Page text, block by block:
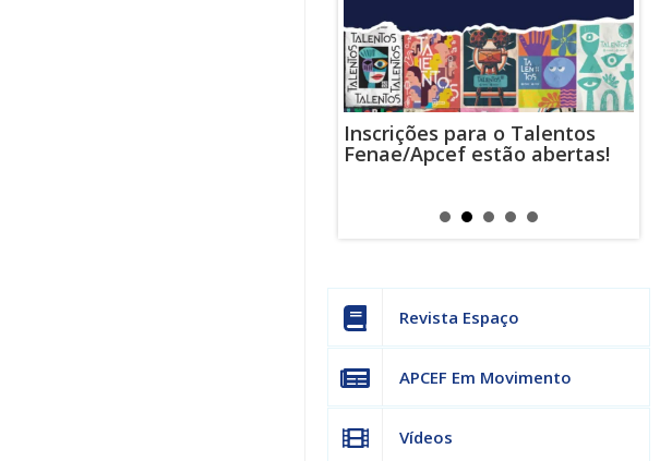
Inscrições para o Talentos
Fenae/Apcef estão abertas!
Revista Espaço
APCEF Em Movimento
Vídeos